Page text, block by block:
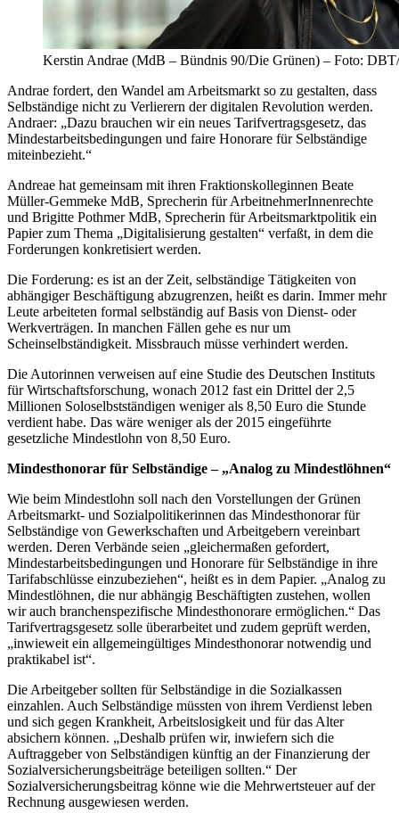
Kerstin Andrae (MdB – Bündnis 90/Die Grünen) – Foto:
Andrae fordert, den Wandel am Arbeitsmarkt so zu gestalten, dass
Selbständige nicht zu Verlierern der digitalen Revolution werden.
Andraer: „Dazu brauchen wir ein neues Tarifvertragsgesetz, das
Mindestarbeitsbedingungen und faire Honorare für Selbständige
miteinbezieht.“
Andreae hat gemeinsam mit ihren Fraktionskolleginnen Beate
Müller-Gemmeke MdB, Sprecherin für ArbeitnehmerInnenrechte
und Brigitte Pothmer MdB, Sprecherin für Arbeitsmarktpolitik ein
Papier zum Thema „Digitalisierung gestalten“ verfaßt, in dem die
Forderungen konkretisiert werden.
Die Forderung: es ist an der Zeit, selbständige Tätigkeiten von
abhängiger Beschäftigung abzugrenzen, heißt es darin. Immer mehr
Leute arbeiteten formal selbständig auf Basis von Dienst- oder
Werkverträgen. In manchen Fällen gehe es nur um
Scheinselbständigkeit. Missbrauch müsse verhindert werden.
Die Autorinnen verweisen auf eine Studie des Deutschen Instituts
für Wirtschaftsforschung, wonach 2012 fast ein Drittel der 2,5
Millionen Soloselbstständigen weniger als 8,50 Euro die Stunde
verdient habe. Das wäre weniger als der 2015 eingeführte
gesetzliche Mindestlohn von 8,50 Euro.
Mindesthonorar für Selbständige – „Analog zu Mindestlöhnen“
Wie beim Mindestlohn soll nach den Vorstellungen der Grünen
Arbeitsmarkt- und Sozialpolitikerinnen das Mindesthonorar für
Selbständige von Gewerkschaften und Arbeitgebern vereinbart
werden. Deren Verbände seien „gleichermaßen gefordert,
Mindestarbeitsbedingungen und Honorare für Selbständige in ihre
Tarifabschlüsse einzubeziehen“, heißt es in dem Papier. „Analog zu
Mindestlöhnen, die nur abhängig Beschäftigten zustehen, wollen
wir auch branchenspezifische Mindesthonorare ermöglichen.“ Das
Tarifvertragsgesetz solle überarbeitet und zudem geprüft werden,
„inwieweit ein allgemeingültiges Mindesthonorar notwendig und
praktikabel ist“.
Die Arbeitgeber sollten für Selbständige in die Sozialkassen
einzahlen. Auch Selbständige müssten von ihrem Verdienst leben
und sich gegen Krankheit, Arbeitslosigkeit und für das Alter
absichern können. „Deshalb prüfen wir, inwiefern sich die
Auftraggeber von Selbständigen künftig an der Finanzierung der
Sozialversicherungsbeiträge beteiligen sollten.“ Der
Sozialversicherungsbeitrag könne wie die Mehrwertsteuer auf der
Rechnung ausgewiesen werden.